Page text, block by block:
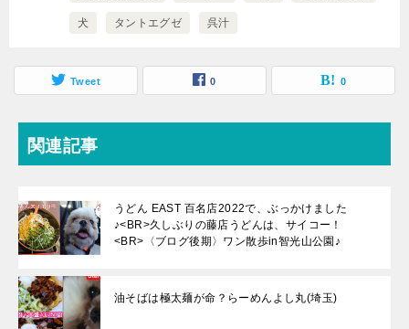
犬 タントエグゼ 呉汁
Tweet 0 0
関連記事
うどん EAST 百名店2022で、ぶっかけました
♪<BR>久しぶりの藤店うどんは、サイコー！
<BR>〈ブログ後期〉ワン散歩in智光山公園♪
油そばは極太麺が命？らーめんよし丸(埼玉)